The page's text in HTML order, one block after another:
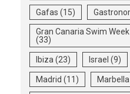
Gafas (15)
Gran Canaria Swim
(33)
Ibiza (23) Israel (9)
Madrid (11) Marbella